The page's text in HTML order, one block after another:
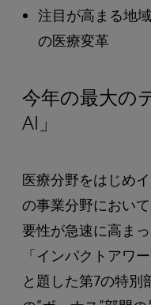
注目が高まる地
の医療変革
今年の最大の
AI」
医療分野をはじめ
の事業分野におい
要性が急速に高ま
「インパクトアワ
と題した第7の特別